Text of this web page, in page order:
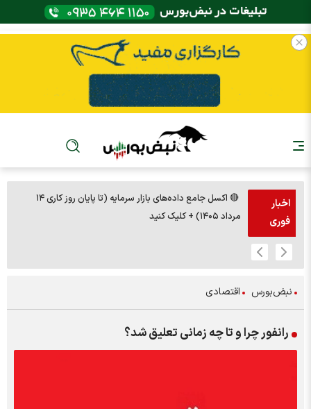
اخبار
فوری
🔴 اکسل جامع داده‌های بازار سرمایه (تا پایان روز کاری ۱۴
مرداد ۱۴۰۵) + کلیک کنید
نبض‌بورس اقتصادی
رانفور چرا و تا چه زمانی تعلیق شد؟